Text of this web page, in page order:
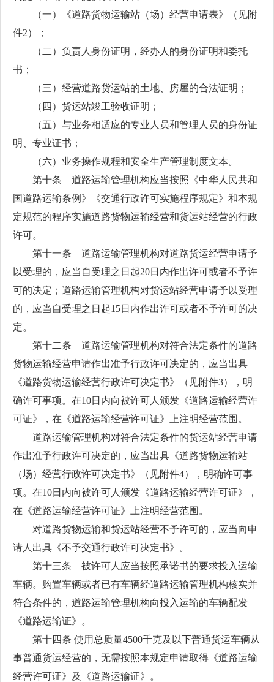
（一）《道路货物运输站（场）经营申请表》（见附
件2）；
（二）负责人身份证明，经办人的身份证明和委托
书；
（三）经营道路货运站的土地、房屋的合法证明；
（四）货运站竣工验收证明；
（五）与业务相适应的专业人员和管理人员的身份证
明、专业证书；
（六）业务操作规程和安全生产管理制度文本。
第十条 道路运输管理机构应当按照《中华人民共和
国道路运输条例》《交通行政许可实施程序规定》和本规
定规范的程序实施道路货物运输经营和货运站经营的行政
许可。
第十一条 道路运输管理机构对道路货运经营申请予
以受理的，应当自受理之日起20日内作出许可或者不予许
可的决定；道路运输管理机构对货运站经营申请予以受理
的，应当自受理之日起15日内作出许可或者不予许可的决
定。
第十二条 道路运输管理机构对符合法定条件的道路
货物运输经营申请作出准予行政许可决定的，应当出具
《道路货物运输经营行政许可决定书》（见附件3），明
确许可事项。在10日内向被许可人颁发《道路运输经营许
可证》，在《道路运输经营许可证》上注明经营范围。
道路运输管理机构对符合法定条件的货运站经营申请
作出准予行政许可决定的，应当出具《道路货物运输站
（场）经营行政许可决定书》（见附件4），明确许可事
项。在10日内向被许可人颁发《道路运输经营许可证》，
在《道路运输经营许可证》上注明经营范围。
对道路货物运输和货运站经营不予许可的，应当向申
请人出具《不予交通行政许可决定书》。
第十三条 被许可人应当按照承诺书的要求投入运输
车辆。购置车辆或者已有车辆经道路运输管理机构核实并
符合条件的，道路运输管理机构向投入运输的车辆配发
《道路运输证》。
第十四条 使用总质量4500千克及以下普通货运车辆从
事普通货运经营的，无需按照本规定申请取得《道路运输
经营许可证》及《道路运输证》。